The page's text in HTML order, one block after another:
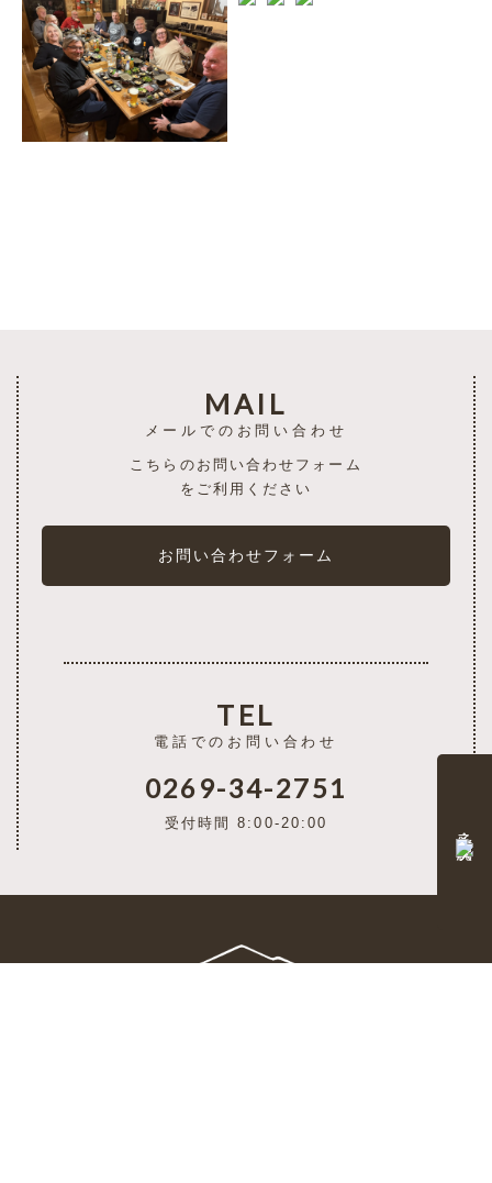
MAIL
メールでのお問い合わせ
こちらのお問い合わせフォーム
をご利用ください
お問い合わせフォーム
TEL
電話でのお問い合わせ
0269-34-2751
受付時間 8:00-20:00